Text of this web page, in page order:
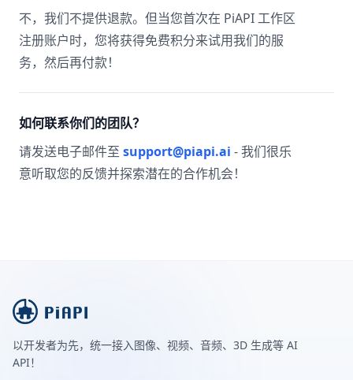
不，我们不提供退款。但当您首次在 PiAPI 工作区
注册账户时，您将获得免费积分来试用我们的服
务，然后再付款！
如何联系你们的团队？
请发送电子邮件至support@piapi.ai - 我们很乐
意听取您的反馈并探索潜在的合作机会！
以开发者为先，统一接入图像、视频、音频、3D 生成等 AI
API！